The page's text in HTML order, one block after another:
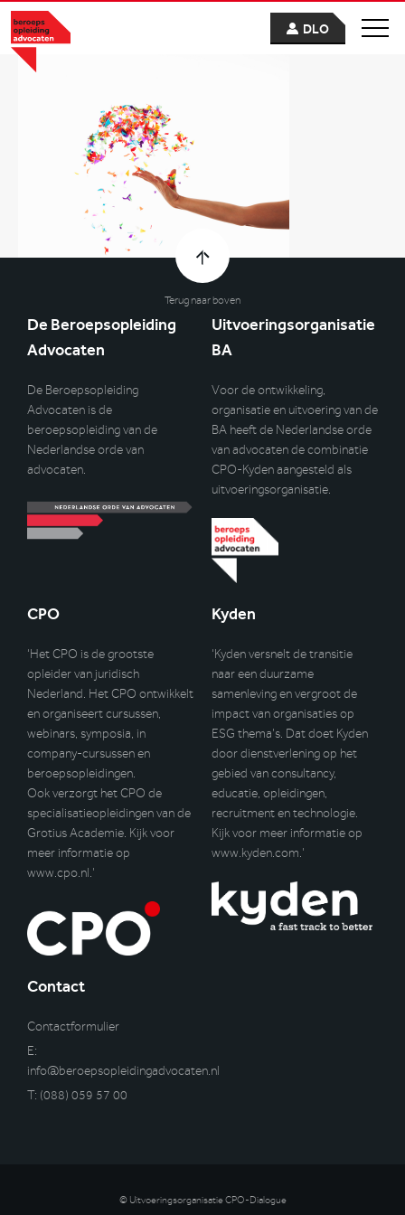
DLO
Terug naar boven
De Beroepsopleiding
Advocaten
De Beroepsopleiding
Advocaten is de
beroepsopleiding van de
Nederlandse orde van
advocaten.
Uitvoeringsorganisatie
BA
Voor de ontwikkeling,
organisatie en uitvoering van de
BA heeft de Nederlandse orde
van advocaten de combinatie
CPO-Kyden aangesteld als
uitvoeringsorganisatie.
CPO
‘Het CPO is de grootste
opleider van juridisch
Nederland. Het CPO ontwikkelt
en organiseert cursussen,
webinars, symposia, in
company-cursussen en
beroepsopleidingen.
Ook verzorgt het CPO de
specialisatieopleidingen van de
Grotius Academie. Kijk voor
meer informatie op
www.cpo.nl.’
Kyden
‘Kyden versnelt de transitie
naar een duurzame
samenleving en vergroot de
impact van organisaties op
ESG thema’s. Dat doet Kyden
door dienstverlening op het
gebied van consultancy,
educatie, opleidingen,
recruitment en technologie.
Kijk voor meer informatie op
www.kyden.com.’
Contact
Contactformulier
E:
info@beroepsopleidingadvocaten.nl
T: (088) 059 57 00
© Uitvoeringsorganisatie CPO-Dialogue